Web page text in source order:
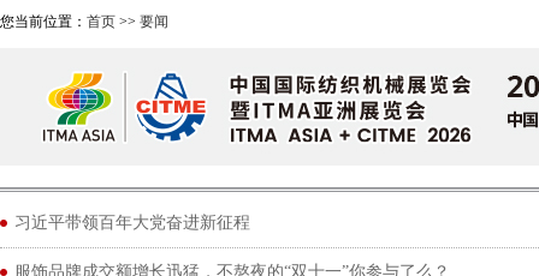
您当前位置： 首页 >> 要闻
习近平带领百年大党奋进新征程
服饰品牌成交额增长迅猛，不熬夜的“双十一”你参与了么？